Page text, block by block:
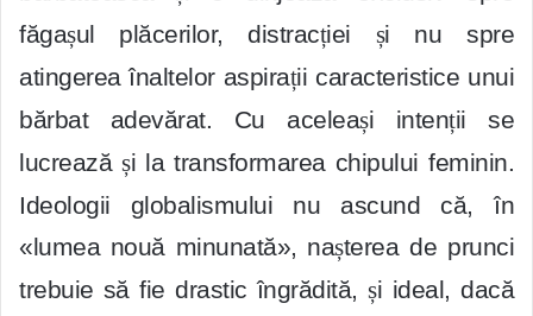
făgașul plăcerilor, distracției și nu spre
atingerea înaltelor aspirații caracteristice unui
bărbat adevărat. Cu aceleași intenții se
lucrează și la transformarea chipului feminin.
Ideologii globalismului nu ascund că, în
«lumea nouă minunată», nașterea de prunci
trebuie să fie drastic îngrădită, și ideal, dacă